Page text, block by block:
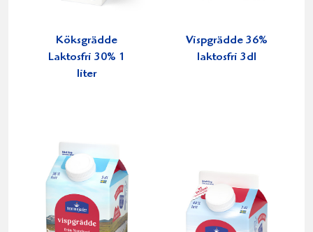
Köksgrädde
Laktosfri 30% 1
liter
Vispgrädde 36%
laktosfri 3dl